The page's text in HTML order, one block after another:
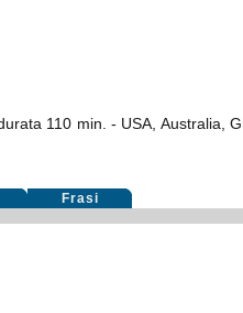
110 min. - USA, Australia,
Frasi